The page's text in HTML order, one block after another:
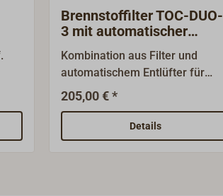
für
Brennstoffilter TOC-DUO-
3 mit automatischer
Entlüftung
Kombination aus Filter und
automatischem Entlüfter für
Diesel- und Heizöl
Einstrangsysteme im
Saugbetrieb.Mit
Rücklaufzuführung und
205,00 € *
Details